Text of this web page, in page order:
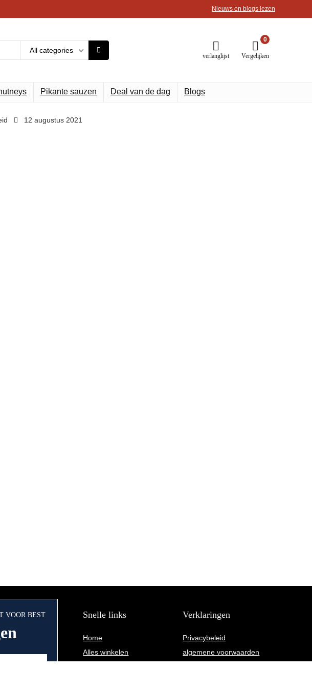
Nieuws en blogs lezen
All categories
verlanglijst
0
Vergelijken
Pikante sauzen Deal van de dag Blogs
12 augustus 2021
VOOR BEST Snelle links
Home
Alles winkelen
Verklaringen
Privacybeleid
algemene voorwaarden